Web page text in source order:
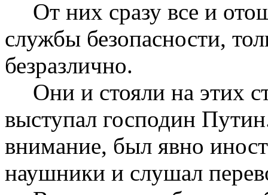
От них сразу все и
службы безопасности,
безразлично.
Они и стояли на этих
выступал господин
внимание, был явно
наушники и слушал